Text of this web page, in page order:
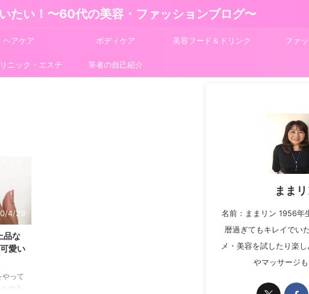
たい！〜60代の美容・ファッションブログ〜
ヘアケア ボディケア 美容フード＆ドリンク ファ
ニック・エステ 筆者の自己紹介
4/29
品な
愛い
やって
の入
まま
名前：ままリン 1956年
暦過ぎてもキレイでい
メ・美容を試したり楽
やマッサージも